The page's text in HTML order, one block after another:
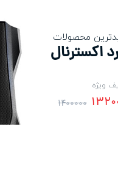
محصولات
اکسترنال
ویژه
1400000